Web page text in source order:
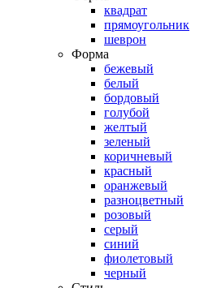
квадрат
прямоугольник
шеврон
Форма
бежевый
белый
бордовый
голубой
желтый
зеленый
коричневый
красный
оранжевый
разноцветный
розовый
серый
синий
фиолетовый
черный